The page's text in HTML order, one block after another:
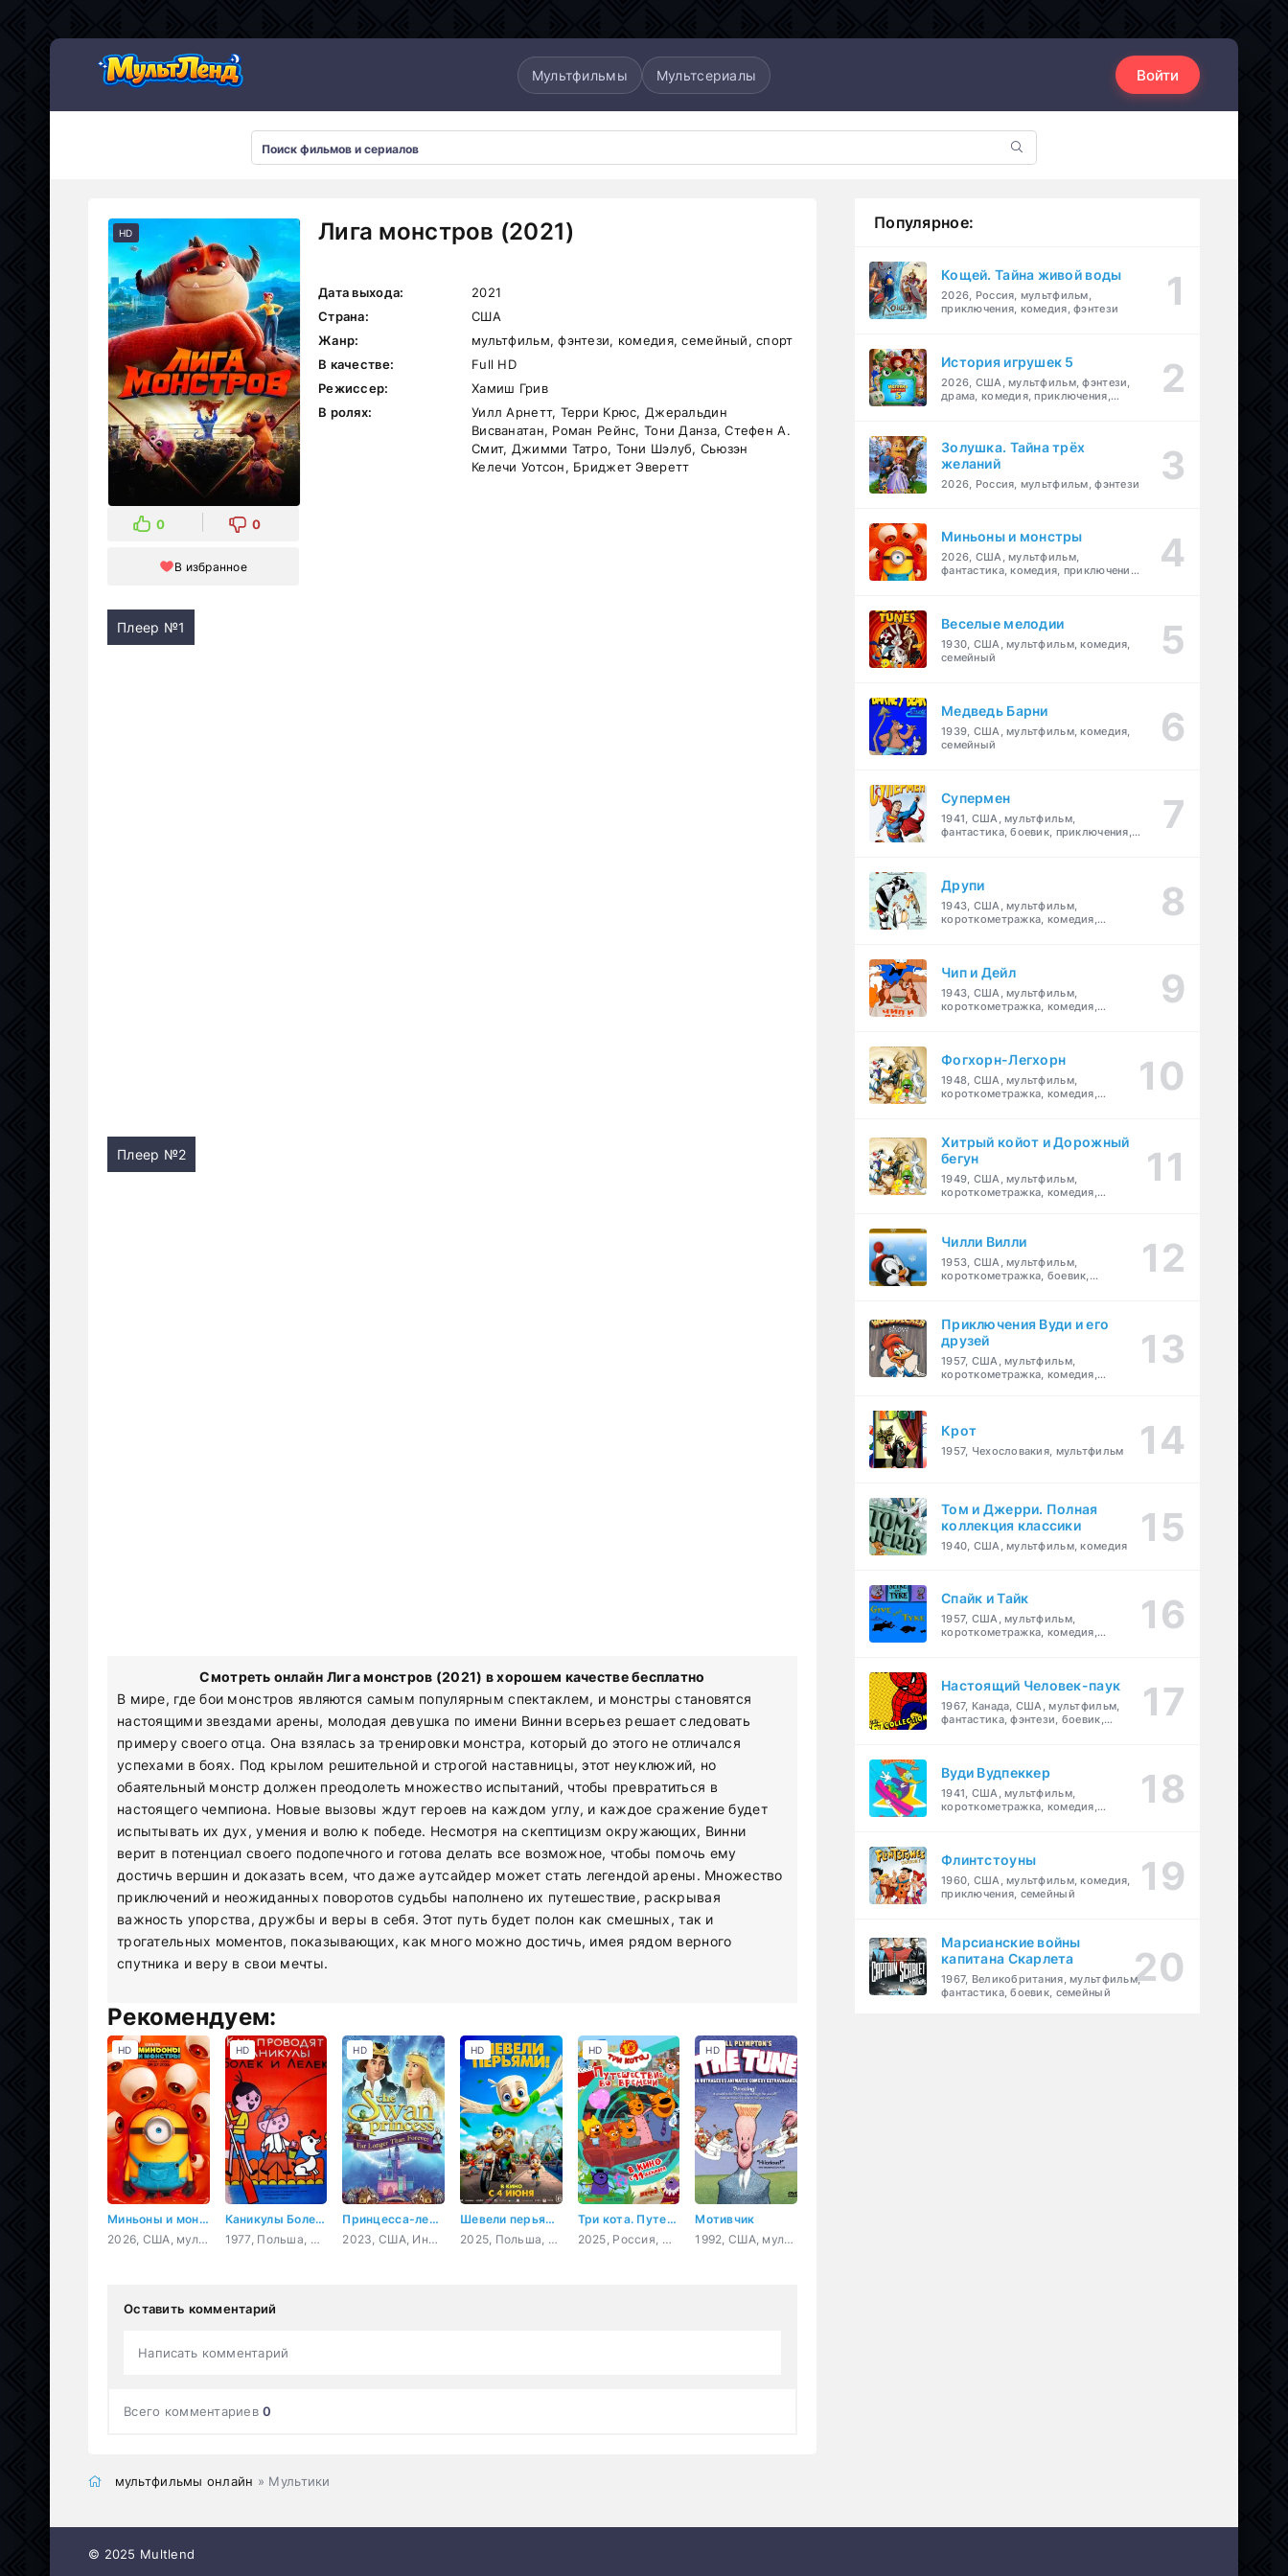
Мультфильмы Мультсериалы Войти
Лига монстров (2021)
HD
0 0
В избранное
Дата выхода:
2021
Страна:
США
Жанр:
мультфильм, фэнтези, комедия, семейный, спорт
В качестве:
Full HD
Режиссер:
Хамиш Грив
В ролях:
Уилл Арнетт, Терри Крюс, Джеральдин
Висванатан, Роман Рейнс, Тони Данза, Стефен А.
Смит, Джимми Татро, Тони Шэлуб, Сьюзэн
Келечи Уотсон, Бриджет Эверетт
Плеер №1
Плеер №2
Смотреть онлайн Лига монстров (2021) в хорошем качестве бесплатно
В мире, где бои монстров являются самым популярным спектаклем, и монстры становятся
настоящими звездами арены, молодая девушка по имени Винни всерьез решает следовать
примеру своего отца. Она взялась за тренировки монстра, который до этого не отличался
успехами в боях. Под крылом решительной и строгой наставницы, этот неуклюжий, но
обаятельный монстр должен преодолеть множество испытаний, чтобы превратиться в
настоящего чемпиона. Новые вызовы ждут героев на каждом углу, и каждое сражение будет
испытывать их дух, умения и волю к победе. Несмотря на скептицизм окружающих, Винни
верит в потенциал своего подопечного и готова делать все возможное, чтобы помочь ему
достичь вершин и доказать всем, что даже аутсайдер может стать легендой арены. Множество
приключений и неожиданных поворотов судьбы наполнено их путешествие, раскрывая
важность упорства, дружбы и веры в себя. Этот путь будет полон как смешных, так и
трогательных моментов, показывающих, как много можно достичь, имея рядом верного
спутника и веру в свои мечты.
Рекомендуем:
Миньоны и монстры
2026, США, мультфильм, фантастика, комедия, приключения, семейный
HD
Каникулы Болека и Лёлека
1977, Польша, мультфильм
HD
Принцесса-лебедь: Дольше, чем вечность
2023, США, Индия, Корея Южная, мультфильм, семейный
HD
Шевели перьями!
2025, Польша, Бразилия, Гонконг, США, Великобритания, Япония, мультфильм, приключения, семейный
HD
Три кота. Путешествие во времени
2025, Россия, мультфильм, детский
HD
Мотивчик
1992, США, мультфильм, мюзикл, фэнтези, комедия
HD
Оставить комментарий
Написать комментарий
Всего комментариев0
мультфильмы онлайн » Мультики
Популярное:
Кощей. Тайна живой воды
2026, Россия, мультфильм,
приключения, комедия, фэнтези
История игрушек 5
2026, США, мультфильм, фэнтези,
драма, комедия, приключения,
Золушка. Тайна трёх
желаний
2026, Россия, мультфильм, фэнтези
Миньоны и монстры
2026, США, мультфильм,
фантастика, комедия, приключения,
Веселые мелодии
1930, США, мультфильм, комедия,
семейный
Медведь Барни
1939, США, мультфильм, комедия,
семейный
Супермен
1941, США, мультфильм,
фантастика, боевик, приключения,
Друпи
1943, США, мультфильм,
короткометражка, комедия,
Чип и Дейл
1943, США, мультфильм,
короткометражка, комедия,
Фогхорн-Легхорн
1948, США, мультфильм,
короткометражка, комедия,
Хитрый койот и Дорожный
бегун
1949, США, мультфильм,
короткометражка, комедия,
Чилли Вилли
1953, США, мультфильм,
короткометражка, боевик,
Приключения Вуди и его
друзей
1957, США, мультфильм,
короткометражка, комедия,
Крот
1957, Чехословакия, мультфильм
Том и Джерри. Полная
коллекция классики
1940, США, мультфильм, комедия
Спайк и Тайк
1957, США, мультфильм,
короткометражка, комедия,
Настоящий Человек-паук
1967, Канада, США, мультфильм,
фантастика, фэнтези, боевик,
Вуди Вудпеккер
1941, США, мультфильм,
короткометражка, комедия,
Флинтстоуны
1960, США, мультфильм, комедия,
приключения, семейный
Марсианские войны
капитана Скарлета
1967, Великобритания, мультфильм,
фантастика, боевик, семейный
© 2025 Multlend